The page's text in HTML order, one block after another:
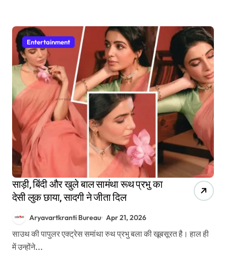
Entertainment
साड़ी, बिंदी और खुले बाल सामंथा रूथ प्रभु का
देसी लुक छाया, सादगी ने जीता दिल
Aryavartkranti Bureau Apr 21, 2026
साउथ की पापुलर एक्ट्रेस समांथा रुथ प्रभु बला की खूबसूरत है। हाल ही
में उन्होंने...